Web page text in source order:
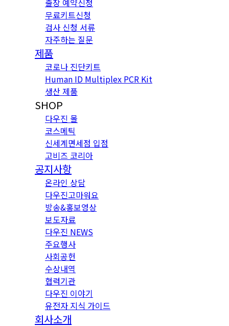
출장 예약신청
무료키트신청
검사 신청 서류
자주하는 질문
제품
코로나 진단키트
Human ID Multiplex PCR Kit
생산 제품
SHOP
다우진 몰
코스메틱
신세계면세점 입점
고비즈 코리아
공지사항
온라인 상담
다우진고마워요
방송&홍보영상
보도자료
다우진 NEWS
주요행사
사회공헌
수상내역
협력기관
다우진 이야기
유전자 지식 가이드
회사소개